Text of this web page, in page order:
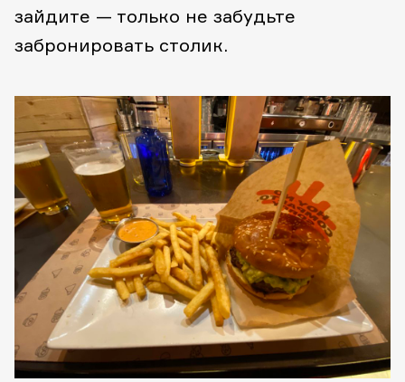
зайдите — только не забудьте
забронировать столик.